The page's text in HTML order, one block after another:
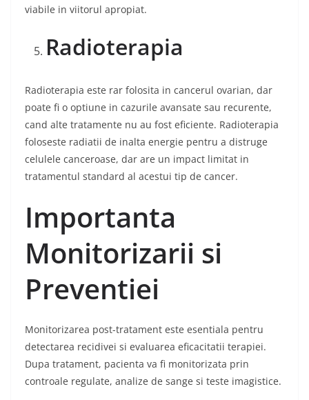
viabile in viitorul apropiat.
Radioterapia
Radioterapia este rar folosita in cancerul ovarian, dar
poate fi o optiune in cazurile avansate sau recurente,
cand alte tratamente nu au fost eficiente. Radioterapia
foloseste radiatii de inalta energie pentru a distruge
celulele canceroase, dar are un impact limitat in
tratamentul standard al acestui tip de cancer.
Importanta
Monitorizarii si
Preventiei
Monitorizarea post-tratament este esentiala pentru
detectarea recidivei si evaluarea eficacitatii terapiei.
Dupa tratament, pacienta va fi monitorizata prin
controale regulate, analize de sange si teste imagistice.